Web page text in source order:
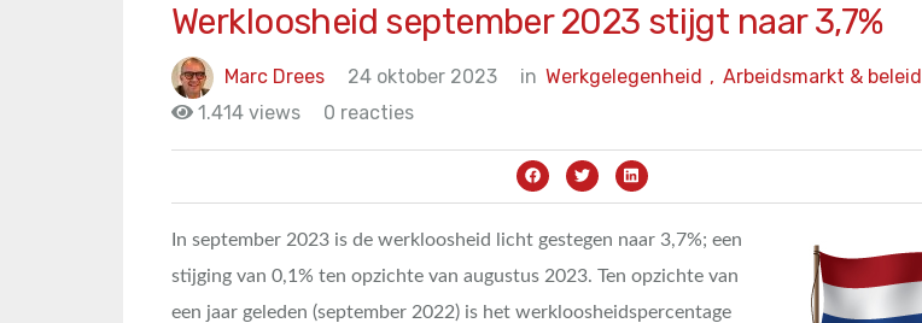
Werkloosheid september 2023 stijgt naar 3,7%
Marc Drees 24 oktober 2023 in Arbeidsmarkt & beleid
Werkgelegenheid ,
1.414 views
0 reacties
In september 2023 is de werkloosheid licht gestegen naar 3,7%; een
stijging van 0,1% ten opzichte van augustus 2023. Ten opzichte van
een jaar geleden (september 2022) is het werkloosheidspercentage